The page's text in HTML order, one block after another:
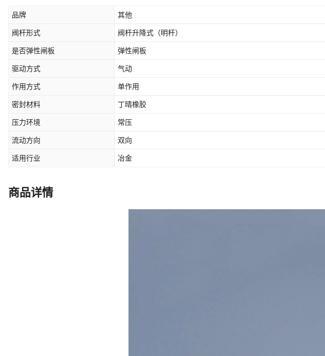
品牌 其他
阀杆形式 阀杆升降式（明杆）
是否弹性闸板 弹性闸板
驱动方式 气动
作用方式 单作用
密封材料 丁晴橡胶
压力环境 常压
流动方向 双向
适用行业 冶金
商品详情